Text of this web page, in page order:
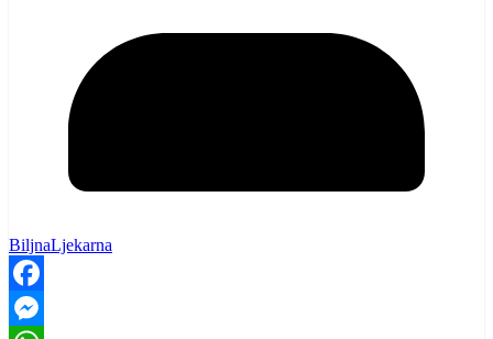
BiljnaLjekarna
Facebook